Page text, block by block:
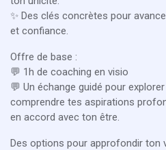
✨ Des clés concrètes pour
et confiance.
Offre de base :
💬 1h de coaching en visio
💬 Un échange guidé pour
comprendre tes aspirations
en accord avec ton être.
Des options pour approfondir ton